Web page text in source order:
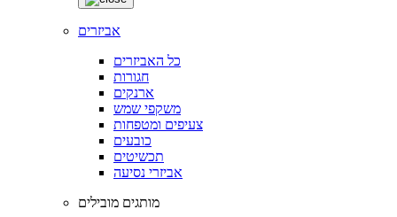
אביזרים
כל האביזרים
חגורות
ארנקים
משקפי שמש
צעיפים ומטפחות
כובעים
תכשיטים
אביזרי נסיעה
מותגים מובילים